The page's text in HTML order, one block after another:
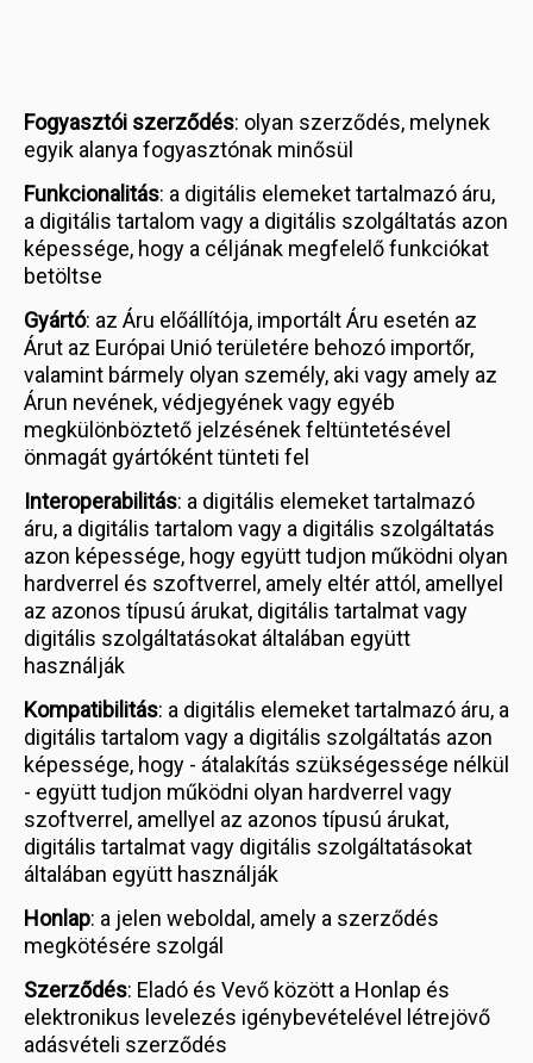
Fogyasztói szerződés: olyan szerződés, melynek
egyik alanya fogyasztónak minősül
Funkcionalitás: a digitális elemeket tartalmazó áru,
a digitális tartalom vagy a digitális szolgáltatás azon
képessége, hogy a céljának megfelelő funkciókat
betöltse
Gyártó: az Áru előállítója, importált Áru esetén az
Árut az Európai Unió területére behozó importőr,
valamint bármely olyan személy, aki vagy amely az
Árun nevének, védjegyének vagy egyéb
megkülönböztető jelzésének feltüntetésével
önmagát gyártóként tünteti fel
Interoperabilitás: a digitális elemeket tartalmazó
áru, a digitális tartalom vagy a digitális szolgáltatás
azon képessége, hogy együtt tudjon működni olyan
hardverrel és szoftverrel, amely eltér attól, amellyel
az azonos típusú árukat, digitális tartalmat vagy
digitális szolgáltatásokat általában együtt
használják
Kompatibilitás: a digitális elemeket tartalmazó áru, a
digitális tartalom vagy a digitális szolgáltatás azon
képessége, hogy - átalakítás szükségessége nélkül
- együtt tudjon működni olyan hardverrel vagy
szoftverrel, amellyel az azonos típusú árukat,
digitális tartalmat vagy digitális szolgáltatásokat
általában együtt használják
Honlap: a jelen weboldal, amely a szerződés
megkötésére szolgál
Szerződés: Eladó és Vevő között a Honlap és
elektronikus levelezés igénybevételével létrejövő
adásvételi szerződés